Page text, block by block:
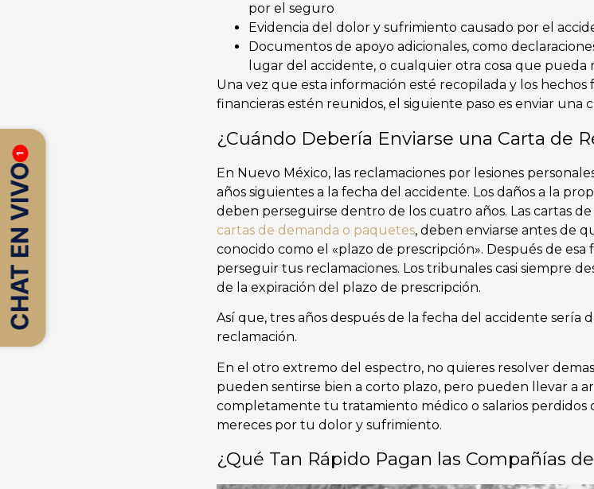
por el seguro
Evidencia del dolor y sufrimiento causado por el
Documentos de apoyo adicionales, como
lugar del accidente, o cualquier otra cosa que pueda
Una vez que esta información esté recopilada y los
financieras estén reunidos, el siguiente paso es enviar una
¿Cuándo Debería Enviarse una Carta de
En Nuevo México, las reclamaciones por lesiones
años siguientes a la fecha del accidente. Los daños a la
deben perseguirse dentro de los cuatro años. Las cartas
cartas de demanda o paquetes, deben enviarse antes de
conocido como el «plazo de prescripción». Después de esa
perseguir tus reclamaciones. Los tribunales casi siempre
de la expiración del plazo de prescripción.
Así que, tres años después de la fecha del accidente sería
reclamación.
En el otro extremo del espectro, no quieres resolver
pueden sentirse bien a corto plazo, pero pueden llevar a
completamente tu tratamiento médico o salarios perdidos
mereces por tu dolor y sufrimiento.
¿Qué Tan Rápido Pagan las Compañías
CHAT EN VIVO
1